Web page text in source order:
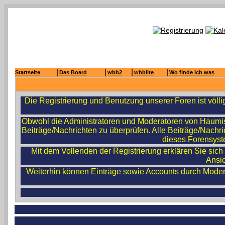
Startseite Das Board wbb2 wbblite Wo finde ich was
Die Registrierung und Benutzung unserer Foren ist
Obwohl die Administratoren und Moderatoren von
Beiträge/Nachrichten zu überprüfen. Alle Beiträge/
dieses
Mit dem Vollenden der Registrierung erklären Sie
Weiterhin können Einträge sowie Accounts durch